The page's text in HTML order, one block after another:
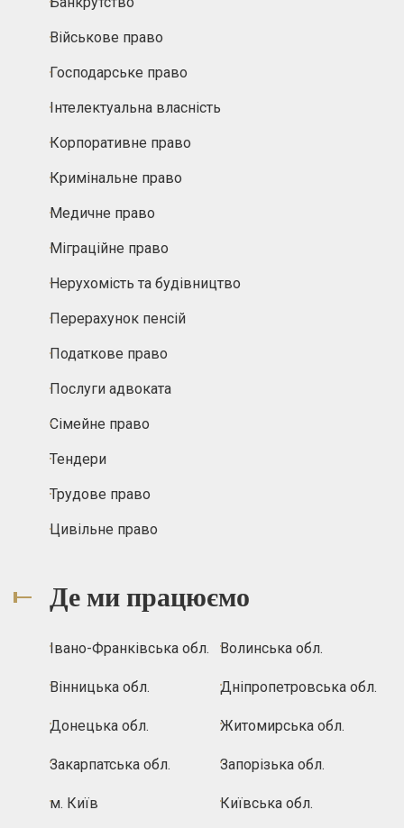
Військове право
Господарське право
Інтелектуальна власність
Корпоративне право
Кримінальне право
Медичне право
Міграційне право
Нерухомість та будівництво
Перерахунок пенсій
Податкове право
Послуги адвоката
Сімейне право
Тендери
Трудове право
Цивільне право
Де ми працюємо
Івано-Франківська обл. Волинська обл.
Вінницька обл. Дніпропетровська обл.
Донецька обл. Житомирська обл.
Закарпатська обл. Запорізька обл.
м. Київ Київська обл.